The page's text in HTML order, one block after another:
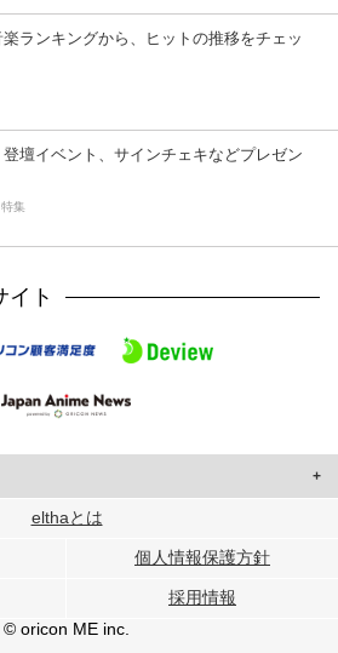
ランキングから、ヒットの推移をチェッ
壇イベント、サインチェキなどプレゼン
集
イト
して、ユーザーに合わせたコンテンツや広告の
析の各パートナーに提供しています。
ーザーが各パートナーに提供した他の情報や、
ビスを使用したときに収集した他の情報を組み
elthaとは
個人情報保護方針
採用情報
© oricon ME inc.